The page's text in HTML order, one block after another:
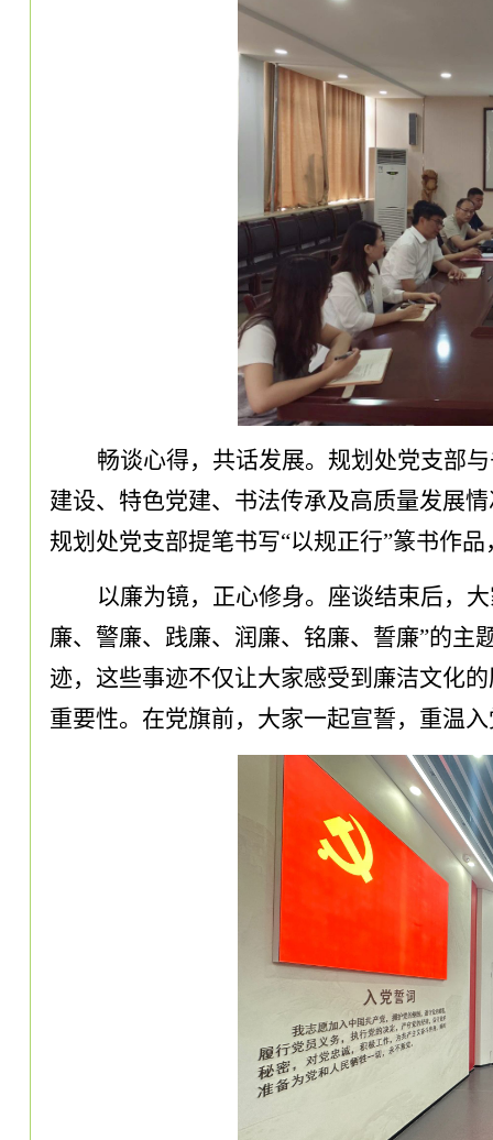
畅谈心得，共话发展。规划处党支部
建设、特色党建、书法传承及高质量发展
规划处党支部提笔书写“以规正行”篆书作
以廉为镜，正心修身。座谈结束后，
廉、警廉、践廉、润廉、铭廉、誓廉”的主
迹，这些事迹不仅让大家感受到廉洁文化
重要性。在党旗前，大家一起宣誓，重温